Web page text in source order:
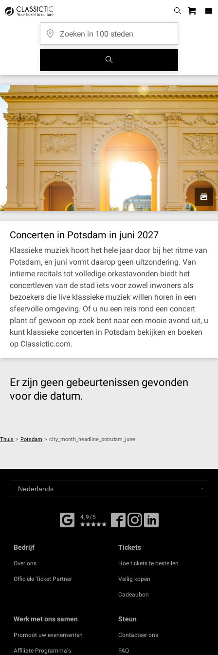
Concerten in Potsdam in juni 2027
Klassieke muziek hoort het hele jaar door bij het ritme van
Potsdam, en juni vormt daarop geen uitzondering. Van
intieme recitals tot volledige orkestavonden biedt het
concertleven van de stad iets voor zowel inwoners als
bezoekers die live klassieke muziek willen horen in een
sfeervolle omgeving. Of u nu een reis rond een concert
plant of gewoon op zoek bent naar een mooie avond uit, u
kunt klassieke concerten in Potsdam bekijken en boeken
op Classictic.com.
Er zijn geen gebeurtenissen gevonden
voor die datum.
Thuis > Potsdam > city_month_headline_potsdam_june
4,9/5
Bedrijf
Over ons
Officiële Ticket Partner
Tickets
Hoe tickets te bestellen
Veilig kopen
Cadeaubon
Werk met ons samen
Promoot uw evenementen
Affiliate Programma's
Steun
Contacteer ons
FAQ